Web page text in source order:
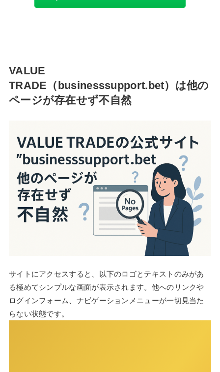
VALUE
TRADE（businesssupport.bet）は他の
ページが存在せず不自然
サイトにアクセスすると、以下のロゴとテキストのみがあ
る極めてシンプルな画面が表示されます。他へのリンクや
ログインフォーム、ナビゲーションメニューが一切見当た
らない状態です。